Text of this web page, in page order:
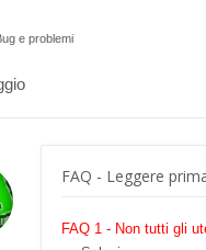
e problemi
FAQ - Leggere
FAQ 1 - Non tutti gli